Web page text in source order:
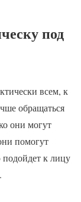
под
всем, к
обращаться
они могут
помогут
подойдет к лицу